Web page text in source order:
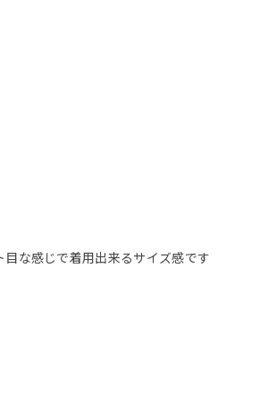
な感じで着用出来るサイズ感です